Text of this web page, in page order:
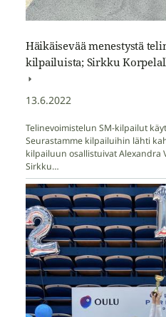
Häikäisevää menestystä
kilpailuista; Sirkku
13.6.2022
Telinevoimistelun SM-kilpailut
Seurastamme kilpailuihin lähti
kilpailuun osallistuivat Alexandra
Sirkku…